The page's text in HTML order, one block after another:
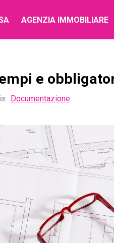
AGENZIA IMMOBILIARE
e
: Documentazione